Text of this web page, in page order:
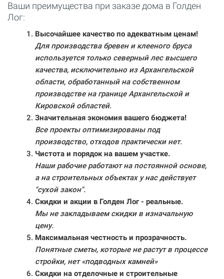
Ваши преимущества при заказе дома в Голден
Лог:
Высочайшее качество по адекватным ценам!
Для производства бревен и клееного бруса
используется только северный лес высшего
качества, исключительно из Архангельской
области, обработанный на собственном
производстве на границе Архангельской и
Кировской областей.
Значительная экономия вашего бюджета!
Все проекты оптимизированы под
производство, отходов практически нет.
Чистота и порядок на вашем участке.
Наши рабочие работают на постоянной основе,
а на строительных объектах у нас действует
"сухой закон".
Скидки и акции в Голден Лог - реальные.
Мы не закладываем скидки в изначальную
цену.
Максимальная честность и прозрачность.
Понятные сметы, которые не растут в процессе
стройки, нет «подводных камней»
Скидки на отделочные и строительные